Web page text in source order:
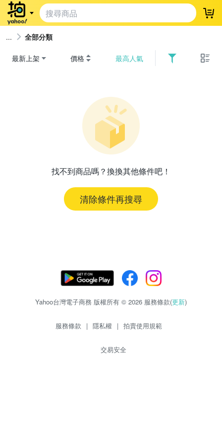
登
全部分類
最新上架 價格 最高人氣
找不到商品嗎？換換其他條件吧！
清除條件再搜尋
Yahoo台灣電子商務 版權所有 © 2026 服務條款(更新)
服務條款 | 隱私權 | 拍賣使用規範
交易安全